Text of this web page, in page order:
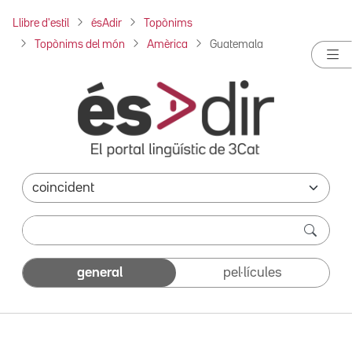
Llibre d'estil ésAdir Topònims
Topònims del món Amèrica Guatemala
general pel·lícules